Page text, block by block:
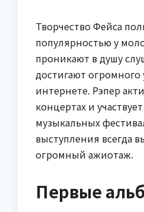
Творчество Фейса
популярностью у
проникают в душу
достигают огромного
интернете. Рэпер
концертах и
музыкальных
выступления всегда
огромный ажиотаж.
Первые